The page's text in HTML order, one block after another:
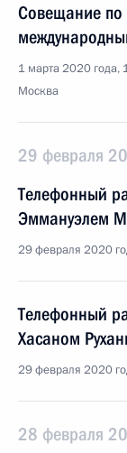
Совещание по
1 марта 2020 года,
Москва
29 февраля
Телефонный
Эммануэлем
29 февраля 2020
Телефонный
Хасаном
29 февраля 2020
28 февраля